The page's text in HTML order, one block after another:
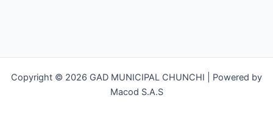
Copyright © 2026 GAD MUNICIPAL CHUNCHI | Powered by
Macod S.A.S